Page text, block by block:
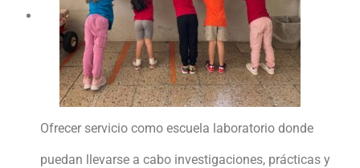
Ofrecer servicio como escuela laboratorio donde
puedan llevarse a cabo investigaciones, prácticas y